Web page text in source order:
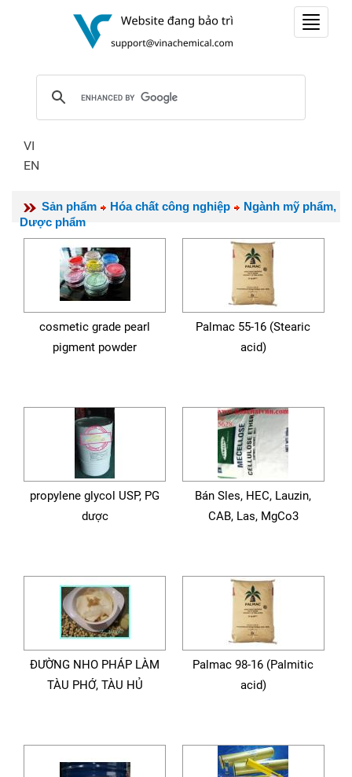
Toggle
VI
EN
Sản phẩm Hóa chất công nghiệp
Ngành mỹ phẩm,
Dược phẩm
cosmetic grade pearl
pigment powder
Palmac 55-16 (Stearic
acid)
propylene glycol USP, PG
dược
Bán Sles, HEC, Lauzin,
CAB, Las, MgCo3
ĐƯỜNG NHO PHÁP LÀM
TÀU PHỚ, TÀU HỦ
Palmac 98-16 (Palmitic
acid)